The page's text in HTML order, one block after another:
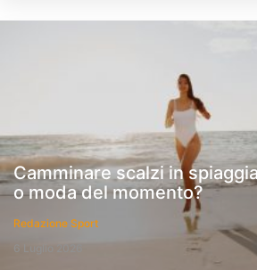
Camminare scalzi in
o moda del momento?
Redazione Sport